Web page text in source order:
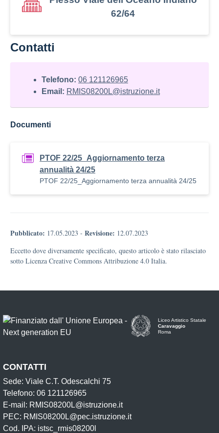
62/64
Contatti
Telefono: 06 121126965
Email: RMIS08200L@istruzione.it
Documenti
PTOF 22/25_Aggiornamento terza
annualità 24/25
PTOF 22/25_Aggiornamento terza annualità 24/25
Pubblicato: 17.05.2023 - Revisione: 12.07.2023
Eccetto dove diversamente specificato, questo articolo è stato rilasciato
sotto Licenza Creative Commons Attribuzione 4.0 Italia.
Liceo Artistico Statale
Caravaggio
Roma
CONTATTI
Sede: Viale C.T. Odescalchi 75
Telefono: 06 121126965
E-mail: RMIS08200L@istruzione.it
PEC: RMIS08200L@pec.istruzione.it
Cod. IPA: istsc_rmis08200l